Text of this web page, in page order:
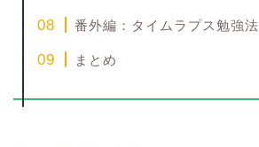
番外編：タイムラプス勉強法
まとめ